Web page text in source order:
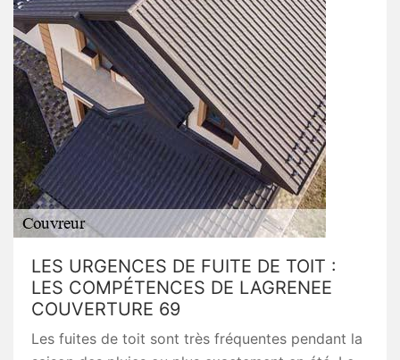
LES URGENCES DE FUITE DE TOIT :
LES COMPÉTENCES DE LAGRENEE
COUVERTURE 69
Les fuites de toit sont très fréquentes pendant la